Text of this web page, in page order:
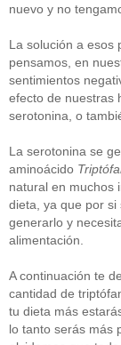
nuevo y no
La solución a esos
pensamos, en
sentimientos
efecto de nuestras
serotonina, o
La serotonina se
aminoácido
natural en muchos
dieta, ya que por si
generarlo y
alimentación.
A continuación te
cantidad de
tu dieta más
lo tanto serás más